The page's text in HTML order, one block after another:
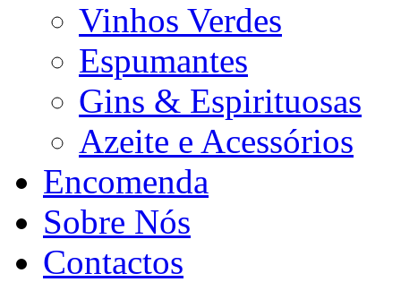
Vinhos Verdes
Espumantes
Gins & Espirituosas
Azeite e Acessórios
Encomenda
Sobre Nós
Contactos